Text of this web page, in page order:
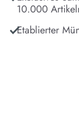
10.000
Etablierter